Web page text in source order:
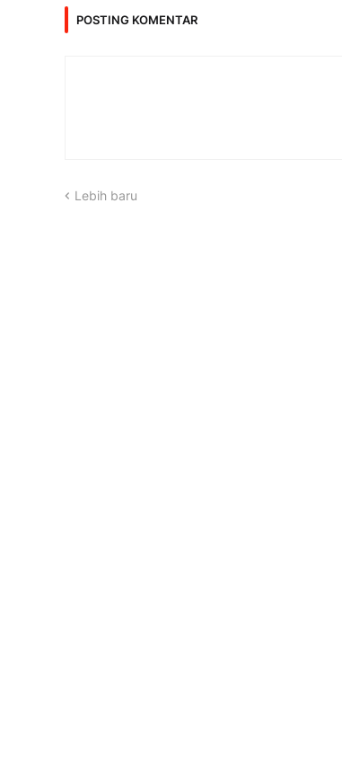
POSTING KOMENTAR
Lebih baru